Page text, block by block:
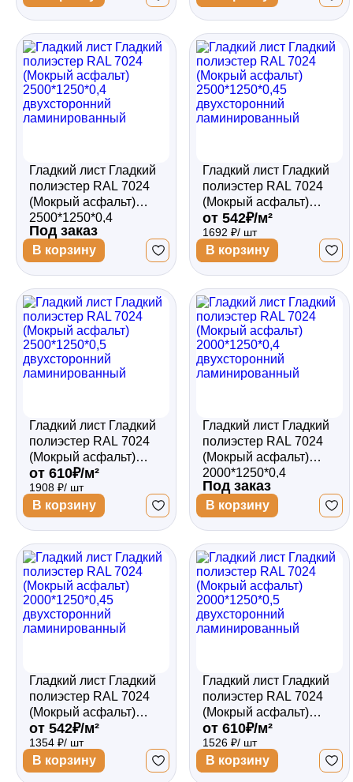
Гладкий лист Гладкий
полиэстер RAL 7024
(Мокрый асфальт)
2500*1250*0,4
двухсторонний
ламинированный
Под заказ
В корзину
Гладкий лист Гладкий
полиэстер RAL 7024
(Мокрый асфальт)
2500*1250*0,45
двухсторонний
ламинированный
от 542₽/м²
1692 ₽/ шт
В корзину
Гладкий лист Гладкий
полиэстер RAL 7024
(Мокрый асфальт)
2500*1250*0,5
двухсторонний
ламинированный
от 610₽/м²
1908 ₽/ шт
В корзину
Гладкий лист Гладкий
полиэстер RAL 7024
(Мокрый асфальт)
2000*1250*0,4
двухсторонний
ламинированный
Под заказ
В корзину
Гладкий лист Гладкий
полиэстер RAL 7024
(Мокрый асфальт)
2000*1250*0,45
двухсторонний
ламинированный
от 542₽/м²
1354 ₽/ шт
В корзину
Гладкий лист Гладкий
полиэстер RAL 7024
(Мокрый асфальт)
2000*1250*0,5
двухсторонний
ламинированный
от 610₽/м²
1526 ₽/ шт
В корзину